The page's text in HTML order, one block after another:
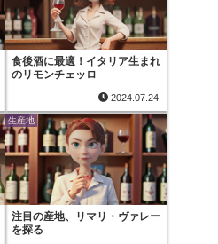
食後酒に最適！イタリア生まれ
のリモンチェッロ
2024.07.24
生産地
注目の産地、リマリ・ヴァレー
を探る